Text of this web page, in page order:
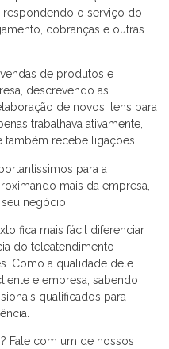
respondendo o serviço do
cobranças e outras
de produtos e
descrevendo as
de novos itens para
trabalhava ativamente,
também recebe ligações.
para a
mais da empresa,
negócio.
fica mais fácil diferenciar
do teleatendimento
Como a qualidade dele
e empresa, sabendo
qualificados para
Fale com um de nossos